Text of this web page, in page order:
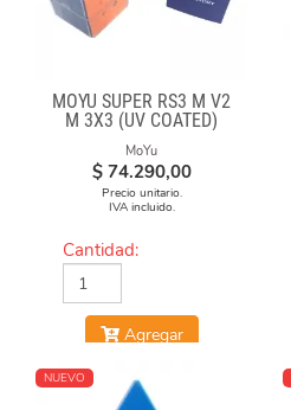
MOYU SUPER RS3 M V2
M 3X3 (UV COATED)
MoYu
$ 74.290,00
Precio unitario.
IVA incluido.
Cantidad:
Agregar
NUEVO